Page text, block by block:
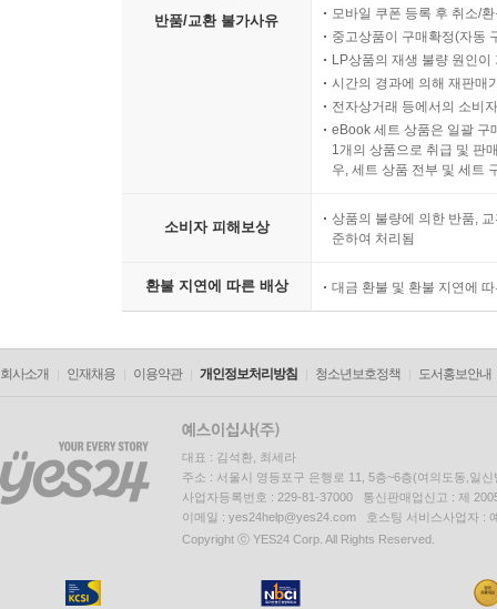
반품/교환 불가사유
모바일 쿠폰 등록 후 취소/
중고상품이 구매확정(자동
LP상품의 재생 불량 원인
시간의 경과에 의해 재판매
전자상거래 등에서의 소비
eBook 세트 상품은 일괄 구
1개의 상품으로 취급 및 판
우, 세트 상품 전부 및 세트
소비자 피해보상
상품의 불량에 의한 반품,
준하여 처리됨
환불 지연에 따른 배상 대금 환불 및 환불 지연에
회사소개 인재채용 이용약관 개인정보처리방침 청소년보호정책 도서홍보안내
대표 : 김석환, 최세라
주소 : 서울시 영등포구 은행로 11, 5층~6층(여의도동,일신
사업자등록번호 : 229-81-37000 통신판매업신고 : 제
이메일 : yes24help@yes24.com 호스팅 서비스사업자 :
Copyright ⓒ YES24 Corp. All Rights Reserved.